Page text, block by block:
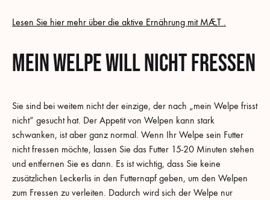
Lesen Sie hier mehr über die aktive Ernährung mit MÆT .
Mein Welpe will nicht fressen
Sie sind bei weitem nicht der einzige, der nach „mein Welpe frisst
nicht“ gesucht hat. Der Appetit von Welpen kann stark
schwanken, ist aber ganz normal. Wenn Ihr Welpe sein Futter
nicht fressen möchte, lassen Sie das Futter 15-20 Minuten stehen
und entfernen Sie es dann. Es ist wichtig, dass Sie keine
zusätzlichen Leckerlis in den Futternapf geben, um den Welpen
zum Fressen zu verleiten. Dadurch wird sich der Welpe nur